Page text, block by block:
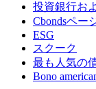
投資銀行お
Cbondsペー
ESG
スクーク
最も人気の
Bono